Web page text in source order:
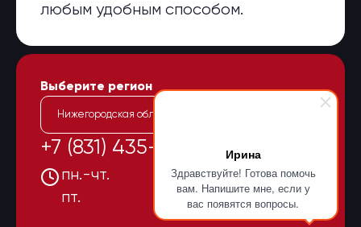
Ирина
Здравствуйте! Готова помочь
вам. Напишите мне, если у
вас появятся вопросы.
любым удобным способом.
Выберите регион
Нижегородская область
+7 (831) 435-15-55
пн.-чт.
пт.
08:00-17:00
08:00-16:00